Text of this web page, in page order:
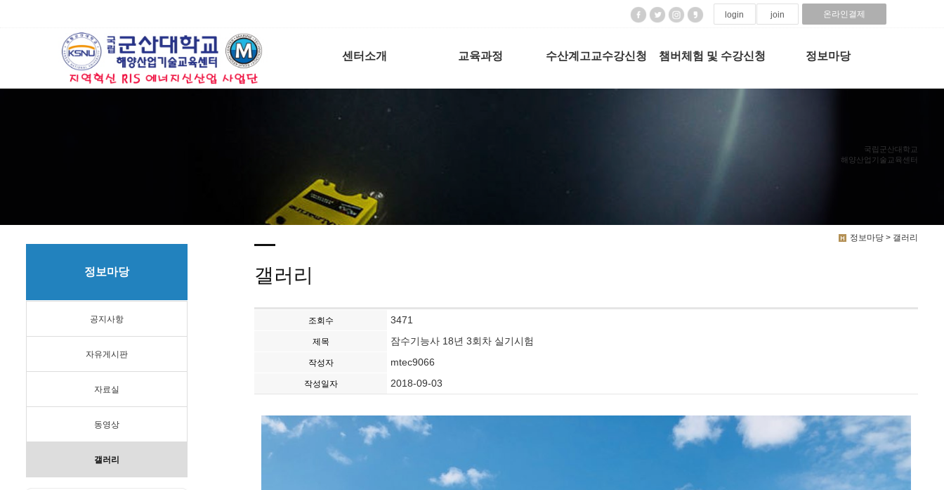
login join 온라인결제
센터소개 교육과정 수산계고교수강신청 챔버체험 및 수강신청 정보마당
국립군산대학교
해양산업기술교육센터
정보마당 > 갤러리
정보마당
공지사항
자유게시판
자료실
동영상
갤러리
갤러리
조회수 3471
제목 잠수기능사 18년 3회차 실기시험
작성자 mtec9066
작성일자 2018-09-03